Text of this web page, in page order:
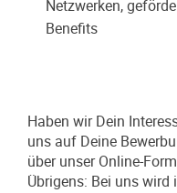
Netzwerken,
Benefits
Haben wir Dein
uns auf Deine
über unser Online-
Übrigens: Bei uns